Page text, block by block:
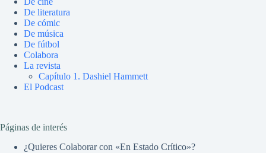
De literatura
De cómic
De música
De fútbol
Colabora
La revista
Capítulo 1. Dashiel Hammett
El Podcast
Páginas de interés
¿Quieres Colaborar con «En Estado Crítico»?